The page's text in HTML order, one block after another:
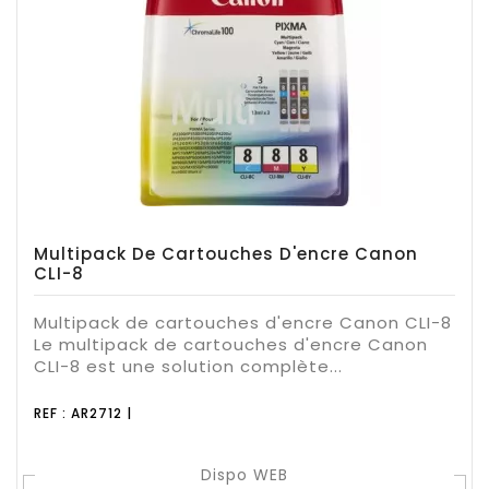
Multipack De Cartouches D'encre Canon
CLI-8
Multipack de cartouches d'encre Canon CLI-8
Le multipack de cartouches d'encre Canon
CLI-8 est une solution complète...
REF : AR2712 |
Dispo WEB